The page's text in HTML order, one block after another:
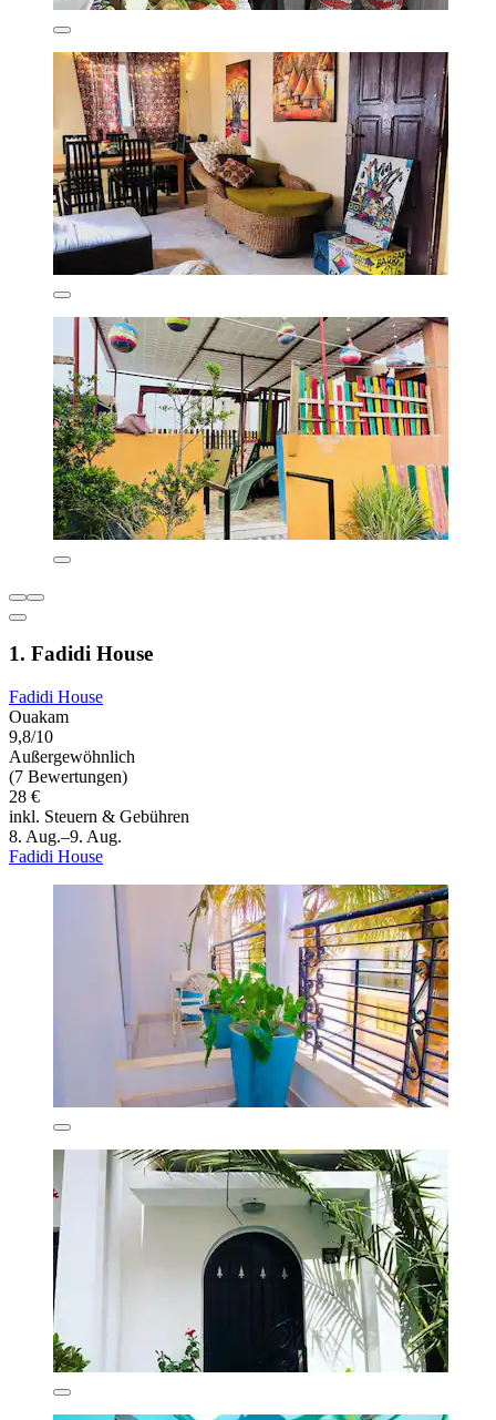
1. Fadidi House
Fadidi House
Ouakam
9,8/10
Außergewöhnlich
(7 Bewertungen)
28 €
inkl. Steuern & Gebühren
8. Aug.–9. Aug.
Fadidi House